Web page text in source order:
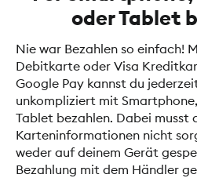
oder Tablet
Nie war Bezahlen so einfach!
Debitkarte oder Visa
Google Pay kannst du
unkompliziert mit
Tablet bezahlen. Dabei musst
Karteninformationen nicht
weder auf deinem Gerät
Bezahlung mit dem Händler